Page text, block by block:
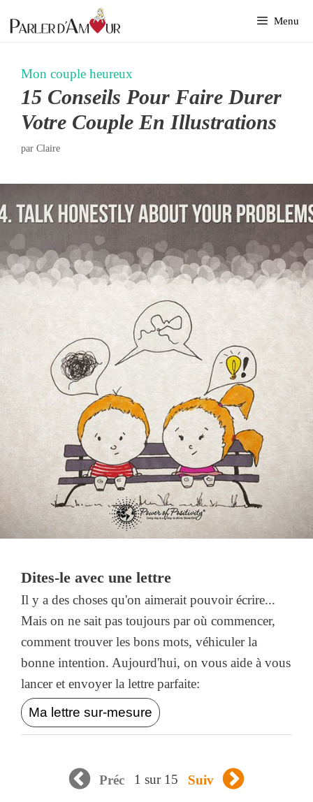
au
Menu
Mon couple heureux
15 Conseils Pour Faire Durer
Votre Couple En Illustrations
par Claire
Dites-le avec une lettre
Il y a des choses qu'on aimerait pouvoir écrire...
Mais on ne sait pas toujours par où commencer,
comment trouver les bons mots, véhiculer la
bonne intention. Aujourd'hui, on vous aide à vous
lancer et envoyer la lettre parfaite:
Ma lettre sur-mesure
Préc 1 sur 15 Suiv